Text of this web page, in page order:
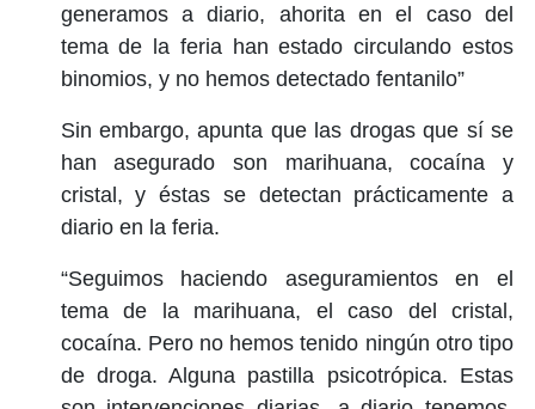
generamos a diario, ahorita en el caso del
tema de la feria han estado circulando estos
binomios, y no hemos detectado fentanilo”
Sin embargo, apunta que las drogas que sí se
han asegurado son marihuana, cocaína y
cristal, y éstas se detectan prácticamente a
diario en la feria.
“Seguimos haciendo aseguramientos en el
tema de la marihuana, el caso del cristal,
cocaína. Pero no hemos tenido ningún otro tipo
de droga. Alguna pastilla psicotrópica. Estas